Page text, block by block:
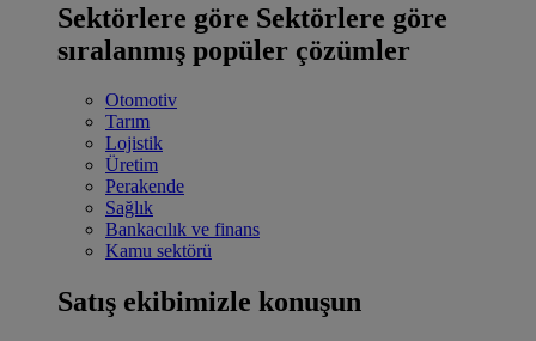
Sektörlere göre Sektörlere göre
sıralanmış popüler çözümler
Otomotiv
Tarım
Lojistik
Üretim
Perakende
Sağlık
Bankacılık ve finans
Kamu sektörü
Satış ekibimizle konuşun